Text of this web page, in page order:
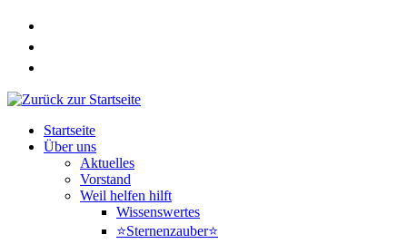
Zum
springen
Startseite
Über uns
Aktuelles
Vorstand
Weil helfen hilft
Wissenswertes
⭐Sternenzauber⭐